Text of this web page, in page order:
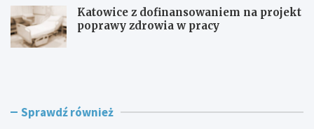
Katowice z dofinansowaniem na projekt
poprawy zdrowia w pracy
P
j
Z
ż Sprawdź również